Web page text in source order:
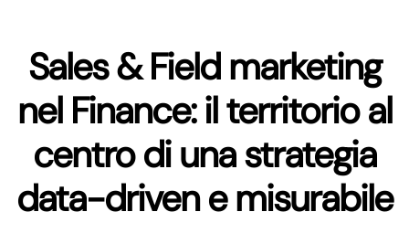
Sales & Field marketing
nel Finance: il territorio al
centro di una strategia
data-driven e misurabile